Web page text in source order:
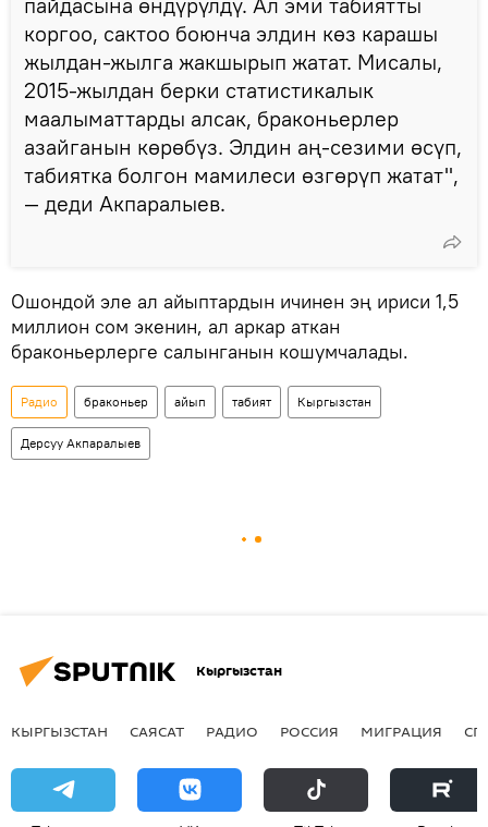
коргоо, сактоо боюнча элдин көз карашы
жылдан-жылга жакшырып жатат. Мисалы,
2015-жылдан берки статистикалык
маалыматтарды алсак, браконьерлер
азайганын көрөбүз. Элдин аң-сезими өсүп,
табиятка болгон мамилеси өзгөрүп жатат",
— деди Акпаралыев.
Ошондой эле ал айыптардын ичинен эң ириси 1,5
миллион сом экенин, ал аркар аткан
браконьерлерге салынганын кошумчалады.
Радио браконьер айып табият Кыргызстан
Дерсуу Акпаралыев
Кыргызстан
КЫРГЫЗСТАН САЯСАТ РАДИО РОССИЯ МИГРАЦИЯ